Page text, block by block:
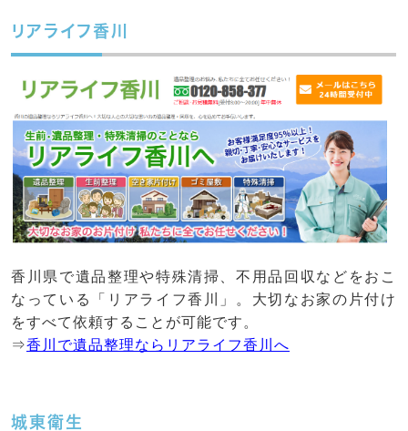
リアライフ香川
香川県で遺品整理や特殊清掃、不用品回収などをおこ
なっている「リアライフ香川」。大切なお家の片付け
をすべて依頼することが可能です。
⇒香川で遺品整理ならリアライフ香川へ
城東衛生